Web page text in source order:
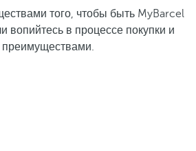
того, чтобы быть MyBarcel
вопийтесь в процессе покупки и
преимуществами.